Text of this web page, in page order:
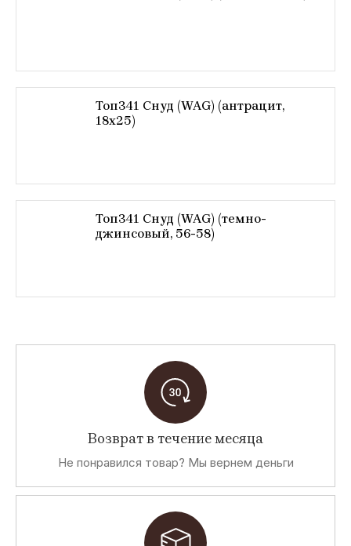
Топ341 Снуд (WAG) (антрацит,
18х25)
Топ341 Снуд (WAG) (темно-
джинсовый, 56-58)
Возврат в течение месяца
Не понравился товар? Мы вернем деньги